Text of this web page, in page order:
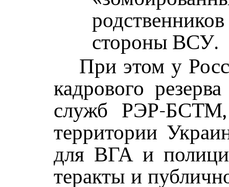
стороны ВСУ.
При этом у
кадрового
служб РЭР-
территории
для ВГА и
теракты и